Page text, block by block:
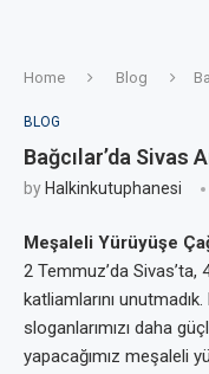
Home Blog
BLOG
Bağcılar’da Sivas
by Halkinkutuphanesi
Meşaleli Yürüyüşe
2 Temmuz’da Sivas’ta,
katliamlarını
sloganlarımızı daha
yapacağımız meşaleli